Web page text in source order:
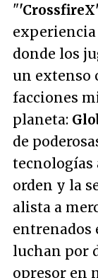
"'CrossfireX'
donde los
un extenso
facciones
planeta:
de
tecnologías
orden y la
alista a
entrenados
luchan por
opresor en